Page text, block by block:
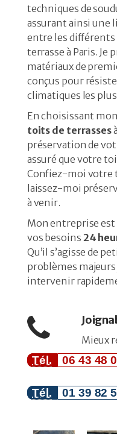
techniques de
assurant ainsi une
entre les
terrasse à Paris. Je
matériaux de
conçus pour
climatiques les
En choisissant mon
toits de terrasses
préservation de
assuré que votre
Confiez-moi votre
laissez-moi
à venir.
Mon entreprise
vos besoins 24
Qu’il s’agisse de
problèmes
intervenir
Mieux
Tél. 06 43 48
Tél. 01 39 82